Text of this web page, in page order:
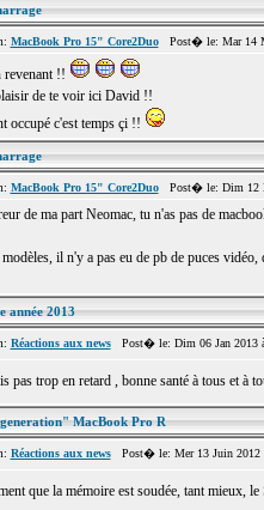
MacBook Pro 15" Core2DuoPost� le: Mar 14
revenant !!
de te voir ici David !!
occupé c'est temps çi !!
MacBook Pro 15" Core2DuoPost� le: Dim 12
de ma part Neomac, tu n'as pas de
il n'y a pas eu de pb de puces
année 2013
Réactions aux newsPost� le: Dim 06 Jan 2013
pas trop en retard , bonne santé à tous et à
MacBook Pro R
Réactions aux newsPost� le: Mer 13 Juin
que la mémoire est soudée, tant mieux,